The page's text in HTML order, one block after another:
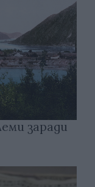
заради